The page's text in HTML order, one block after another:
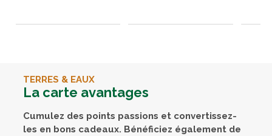
TERRES & EAUX
La carte avantages
Cumulez des points passions et convertissez-
les en bons cadeaux. Bénéficiez également de